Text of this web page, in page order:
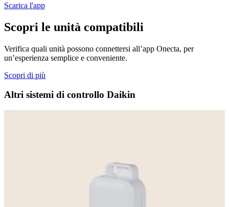
Scarica l'app
Scopri le unità compatibili
Verifica quali unità possono connettersi all’app Onecta, per
un’esperienza semplice e conveniente.
Scopri di più
Altri sistemi di controllo Daikin